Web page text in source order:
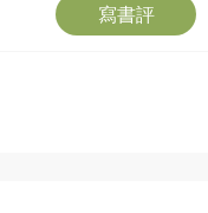
寫書評